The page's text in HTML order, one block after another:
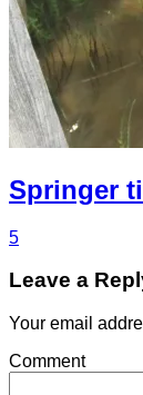
Springer
5
Leave a
Your email
Comment